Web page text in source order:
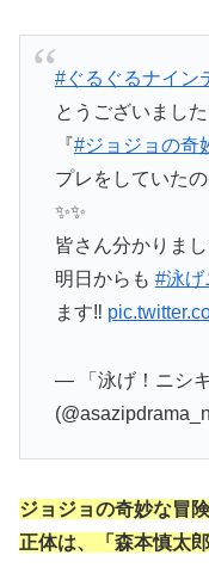
#ぐるぐるナイン
とうございまし
『#ジョジョの奇
プレをしていた
✨✨
皆さん分かりま
明日からも #泳げ
ます‼️
— 「泳げ！ニシ
ジョジョの奇妙な冒
正体は、「森本慎太